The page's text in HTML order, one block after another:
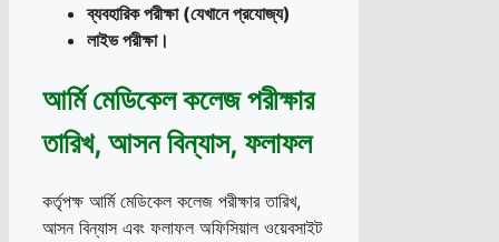
ব্যবহারিক পরীক্ষা(যেখানে প্রযোজ্য)
লাইভ পরীক্ষা।
আর্মি মেডিকেল কলেজ পরীক্ষার
তারিখ, আসন বিন্যাস, ফলাফল
কর্তৃপক্ষ আর্মি মেডিকেল কলেজ পরীক্ষার তারিখ,
আসন বিন্যাস এবং ফলাফল অফিসিয়াল ওয়েবসাইট